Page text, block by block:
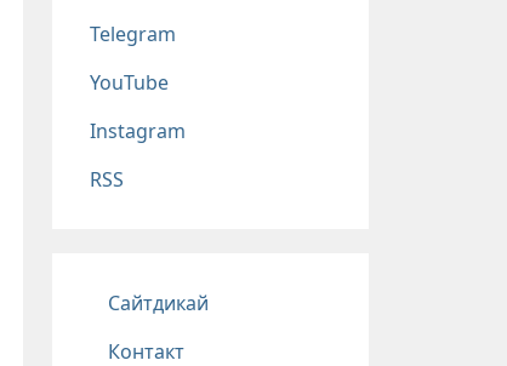
Telegram
YouTube
Instagram
RSS
Подвал
Сайтдикай
Контакт